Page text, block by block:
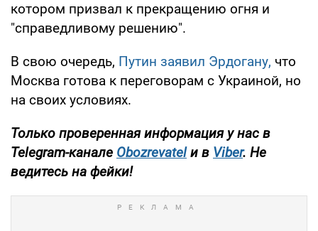
котором призвал к прекращению огня и
"справедливому решению".
В свою очередь, Путин заявил Эрдогану, что
Москва готова к переговорам с Украиной, но
на своих условиях.
Только проверенная информация у нас в
Telegram-канале Obozrevatel и в Viber. Не
ведитесь на фейки!